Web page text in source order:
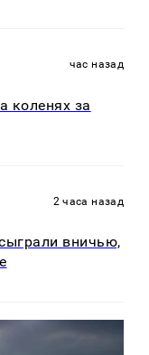
час назад
коленях за
2 часа назад
вничью,